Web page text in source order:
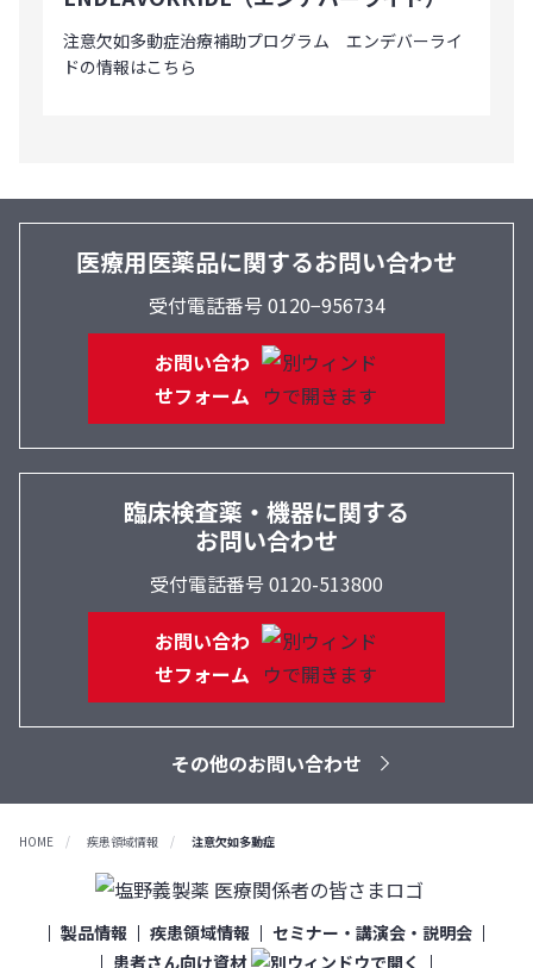
注意欠如多動症治療補助プログラム エンデバーライ
ドの情報はこちら
医療用医薬品に関するお問い合わせ
受付電話番号 0120−956734
お問い合わ
せフォーム
臨床検査薬・機器に関する
お問い合わせ
受付電話番号 0120-513800
お問い合わ
せフォーム
その他のお問い合わせ
HOME 疾患領域情報 注意欠如多動症
製品情報 疾患領域情報
セミナー・講演会・説明会
患者さん向け資材